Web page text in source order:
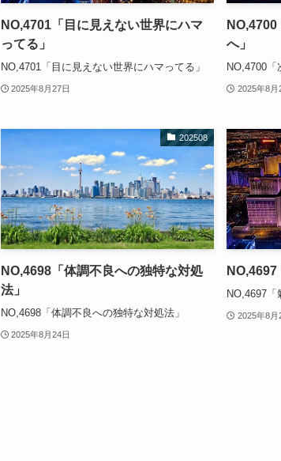
NO,4701「目に見えない世界にハマ
ってる」
NO,4701「目に見えない世界にハマってる」
2025年8月27日
へ」
NO,4700「
2025年8月
202508
NO,4698「体調不良への独特な対処
法」
NO,4698「体調不良への独特な対処法」
2025年8月24日
NO,4697
NO,4697「
2025年8月